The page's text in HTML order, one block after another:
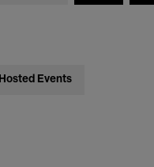
Hosted Events